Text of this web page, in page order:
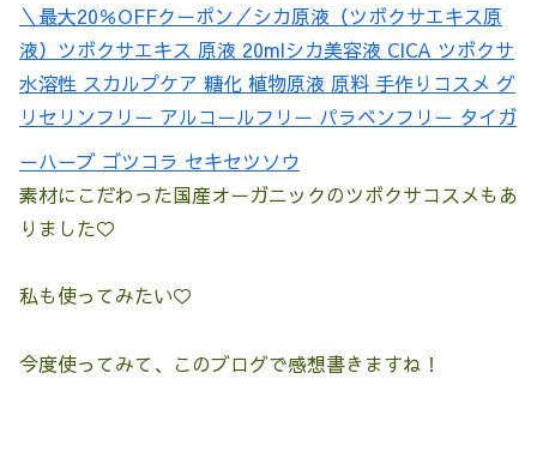
＼最大20％OFFクーポン／シカ原液（ツボクサエキス原
液）ツボクサエキス 原液 20mlシカ美容液 CICA ツボクサ
水溶性 スカルプケア 糖化 植物原液 原料 手作りコスメ グ
リセリンフリー アルコールフリー パラベンフリー タイガ
ーハーブ ゴツコラ セキセツソウ
素材にこだわった国産オーガニックのツボクサコスメもあ
りました♡
私も使ってみたい♡
今度使ってみて、このブログで感想書きますね！